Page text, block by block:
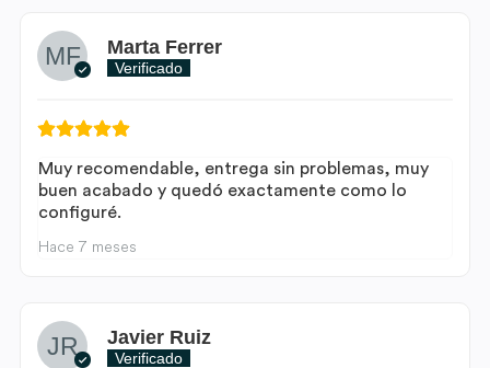
Marta Ferrer
Verificado
Muy recomendable, entrega sin problemas, muy
buen acabado y quedó exactamente como lo
configuré.
Hace 7 meses
Javier Ruiz
Verificado